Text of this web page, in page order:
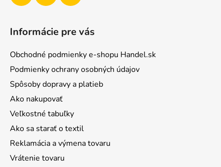
Informácie pre vás
Obchodné podmienky e-shopu Handel.sk
Podmienky ochrany osobných údajov
Spôsoby dopravy a platieb
Ako nakupovať
Veľkostné tabuľky
Ako sa starať o textil
Reklamácia a výmena tovaru
Vrátenie tovaru